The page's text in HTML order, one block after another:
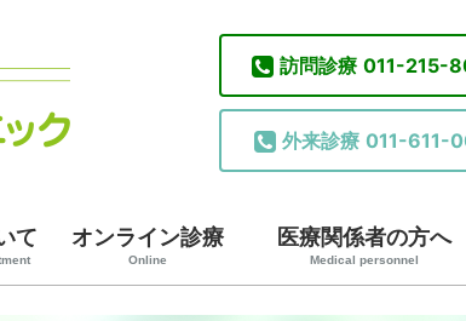
訪問診療 011-215-
外来診療 011-611-
て オンライン診療
Online
医療関係者の方へ
Medical personnel